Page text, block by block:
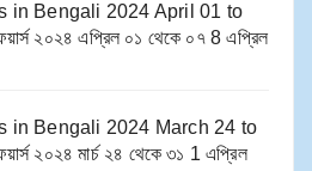
in Bengali 2024 April 01 to
২০২৪ এপ্রিল ০১ থেকে ০৭ 8 এপ্রিল
in Bengali 2024 March 24 to
২০২৪ মার্চ ২৪ থেকে ৩১ 1 এপ্রিল